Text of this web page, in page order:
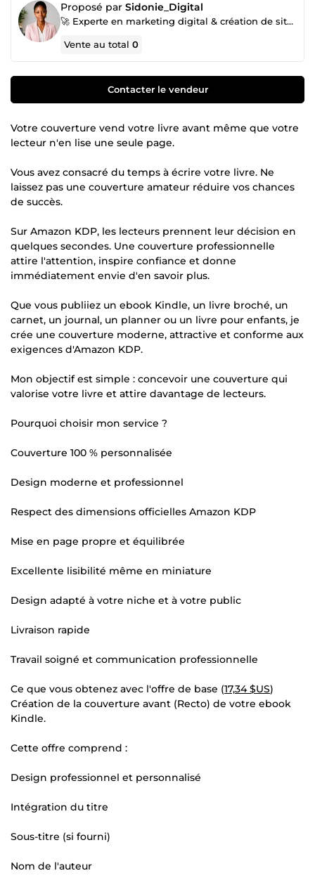
Proposé par Sidonie_Digital
🚀 Experte en marketing digital & création de sites web professionnels
Vente au total0
Contacter le vendeur
Votre couverture vend votre livre avant même que votre
lecteur n'en lise une seule page.
Vous avez consacré du temps à écrire votre livre. Ne
laissez pas une couverture amateur réduire vos chances
de succès.
Sur Amazon KDP, les lecteurs prennent leur décision en
quelques secondes. Une couverture professionnelle
attire l'attention, inspire confiance et donne
immédiatement envie d'en savoir plus.
Que vous publiiez un ebook Kindle, un livre broché, un
carnet, un journal, un planner ou un livre pour enfants, je
crée une couverture moderne, attractive et conforme aux
exigences d'Amazon KDP.
Mon objectif est simple : concevoir une couverture qui
valorise votre livre et attire davantage de lecteurs.
Pourquoi choisir mon service ?
Couverture 100 % personnalisée
Design moderne et professionnel
Respect des dimensions officielles Amazon KDP
Mise en page propre et équilibrée
Excellente lisibilité même en miniature
Design adapté à votre niche et à votre public
Livraison rapide
Travail soigné et communication professionnelle
Ce que vous obtenez avec l'offre de base (17,34 $US)
Création de la couverture avant (Recto) de votre ebook
Kindle.
Cette offre comprend :
Design professionnel et personnalisé
Intégration du titre
Sous-titre (si fourni)
Nom de l'auteur